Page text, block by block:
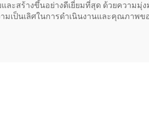
ละสร้างขึ้นอย่างดีเยี่ยมที่สุด ด้วยความมุ่
มเป็นเลิศในการดำเนินงานและคุณภาพ